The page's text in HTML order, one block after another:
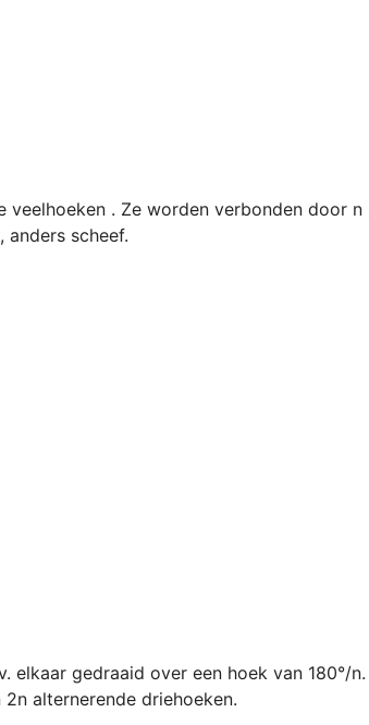
. Ze worden verbonden door
scheef.
elkaar gedraaid over een hoek van 180°/
alternerende driehoeken.